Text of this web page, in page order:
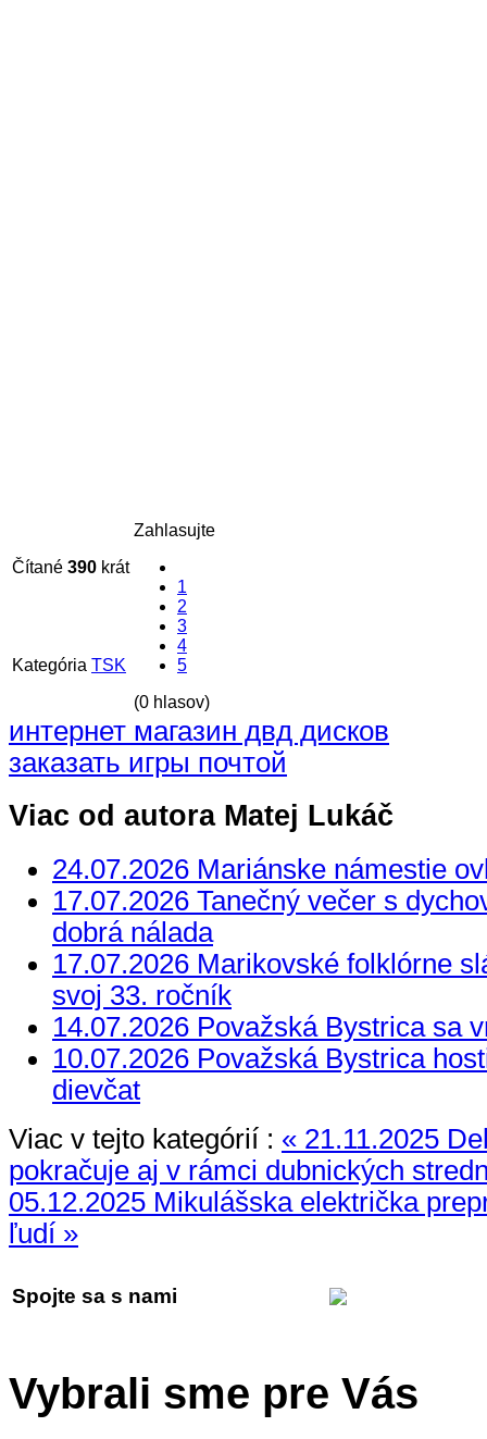
Čítané 390 krát
Zahlasujte
1
2
3
4
5
(0 hlasov)
Kategória TSK
интернет магазин двд дисков
заказать игры почтой
Viac od autora Matej Lukáč
24.07.2026 Mariánske námestie
17.07.2026 Tanečný večer s
dobrá nálada
17.07.2026 Marikovské folklórne
svoj 33. ročník
14.07.2026 Považská Bystrica sa
10.07.2026 Považská Bystrica
dievčat
Viac v tejto kategórií : « 21.11.2025
pokračuje aj v rámci dubnických
05.12.2025 Mikulášska električka
ľudí »
Spojte sa s nami
Vybrali sme pre Vás